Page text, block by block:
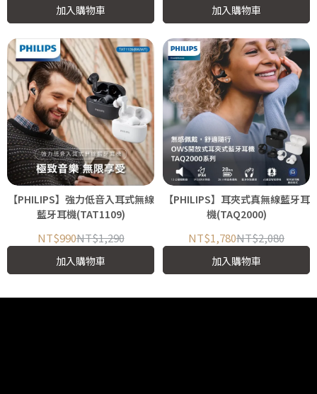
加入購物車 加入購物車
【PHILIPS】強力低音入耳式無線
藍牙耳機(TAT1109)
NT$990NT$1,290
加入購物車
【PHILIPS】耳夾式真無線藍牙耳
機(TAQ2000)
NT$1,780NT$2,080
加入購物車